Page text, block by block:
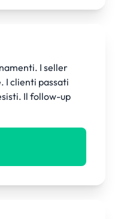
I seller
I clienti passati
Il follow-up